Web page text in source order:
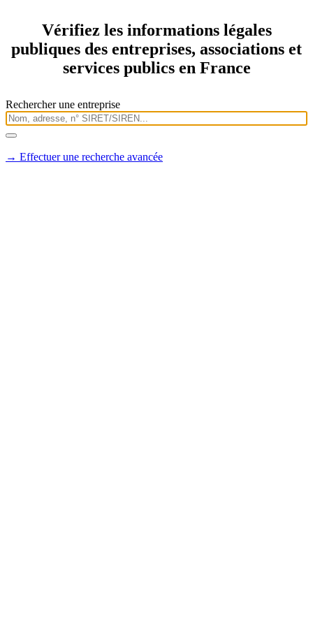
Vérifiez les informations légales
publiques des entreprises, associations et
services publics en France
Rechercher une entreprise
→ Effectuer une recherche avancée